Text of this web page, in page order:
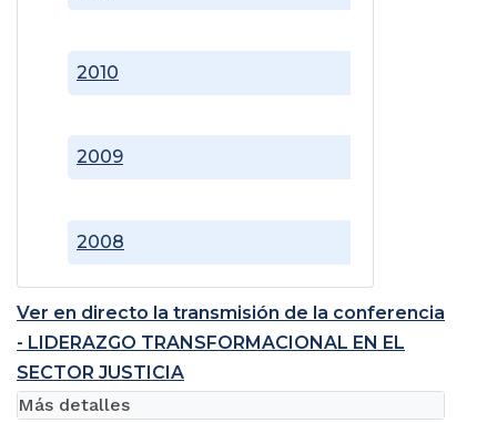
2008
2009
2010
Ver en directo la transmisión de la conferencia
- LIDERAZGO TRANSFORMACIONAL EN EL
SECTOR JUSTICIA
Más detalles